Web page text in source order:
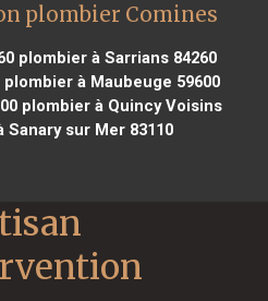
plombier Comines
plombier à Sarrians 84260
plombier à Maubeuge 59600
plombier à Quincy Voisins
sur Mer 83110